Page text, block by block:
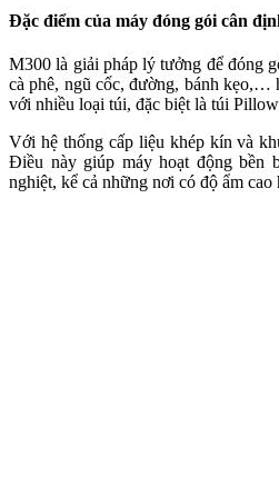
Đặc điểm của máy đóng gói cân
M300 là giải pháp lý tưởng để đóng
cà phê, ngũ cốc, đường, bánh kẹo,…
với nhiều loại túi, đặc biệt là túi
Với hệ thống cấp liệu khép kín và
Điều này giúp máy hoạt động bền
nghiệt, kể cả những nơi có độ ẩm cao